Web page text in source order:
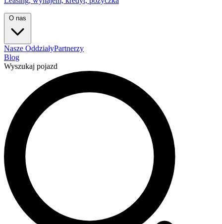
O nas
Nasze OddziałyPartnerzy
Blog
Wyszukaj pojazd